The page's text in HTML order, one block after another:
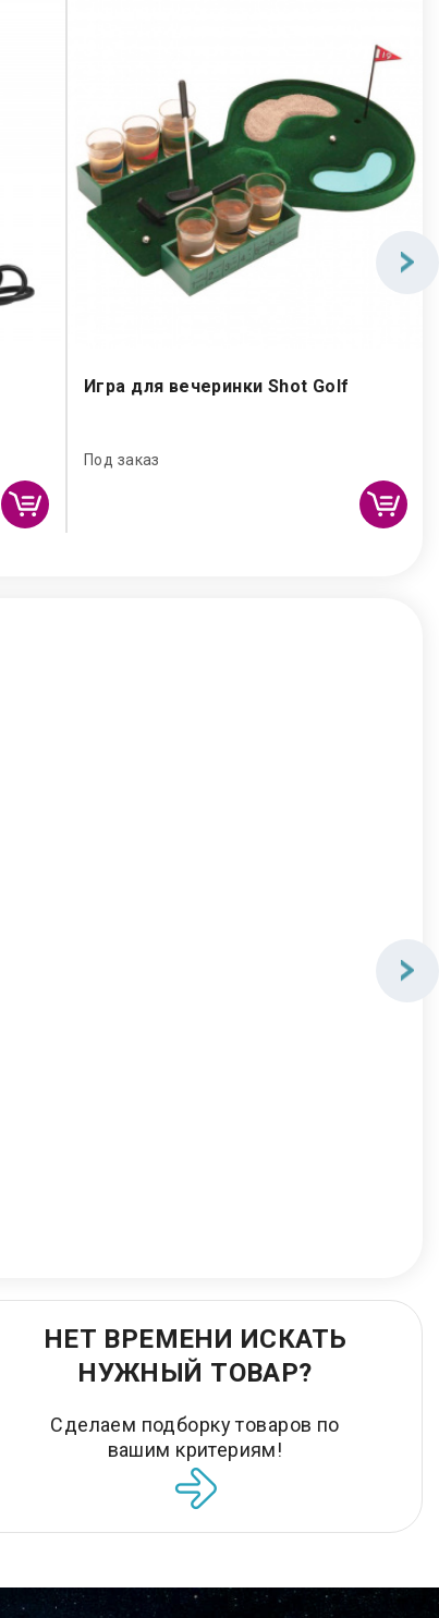
Игра для вечеринки Shot Golf
Под заказ
НЕТ ВРЕМЕНИ ИСКАТЬ
НУЖНЫЙ ТОВАР?
Сделаем подборку товаров по
вашим критериям!